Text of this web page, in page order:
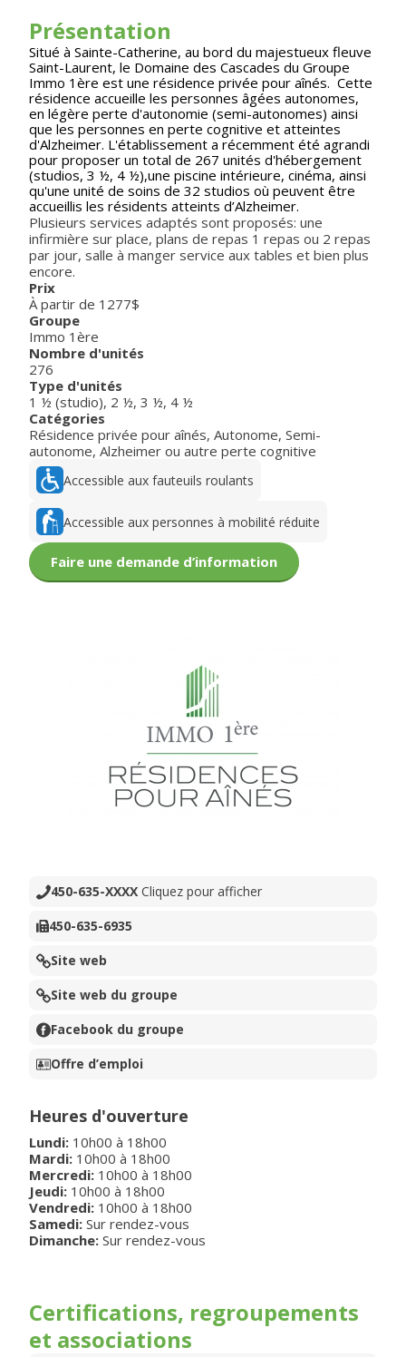
Présentation
Situé à Sainte-Catherine, au bord du majestueux fleuve
Saint-Laurent, le Domaine des Cascades du Groupe
Immo 1ère est une résidence privée pour aînés. Cette
résidence accueille les personnes âgées autonomes,
en légère perte d'autonomie (semi-autonomes) ainsi
que les personnes en perte cognitive et atteintes
d'Alzheimer. L'établissement a récemment été agrandi
pour proposer un total de 267 unités d'hébergement
(studios, 3 ½, 4 ½),une piscine intérieure, cinéma, ainsi
qu'une unité de soins de 32 studios où peuvent être
accueillis les résidents atteints d’Alzheimer.
Plusieurs services adaptés sont proposés: une
infirmière sur place, plans de repas 1 repas ou 2 repas
par jour, salle à manger service aux tables et bien plus
encore.
Prix
À partir de 1277$
Groupe
Immo 1ère
Nombre d'unités
276
Type d'unités
1 ½ (studio), 2 ½, 3 ½, 4 ½
Catégories
Résidence privée pour aînés, Autonome, Semi-
autonome, Alzheimer ou autre perte cognitive
Accessible aux fauteuils roulants
Accessible aux personnes à mobilité réduite
Faire une demande d’information
450-635-XXXX Cliquez pour afficher
450-635-6935
Site web
Site web du groupe
Facebook du groupe
Offre d’emploi
Heures d'ouverture
Lundi: 10h00 à 18h00
Mardi: 10h00 à 18h00
Mercredi: 10h00 à 18h00
Jeudi: 10h00 à 18h00
Vendredi: 10h00 à 18h00
Samedi: Sur rendez-vous
Dimanche: Sur rendez-vous
Certifications, regroupements
et associations